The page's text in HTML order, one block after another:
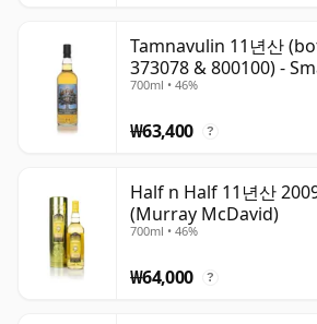
considered 11 forever.Tamnavulin 11년산
373078 & 800100) -
700ml • 46%
₩63,400 ?
Half n Half 11년산
(Murray McDavid)
700ml • 46%
₩64,000 ?